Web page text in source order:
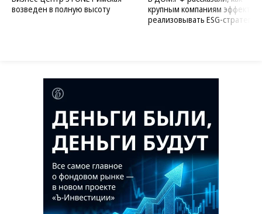
возведен в полную высоту
крупным компаниям
реализовывать ESG-стратегию